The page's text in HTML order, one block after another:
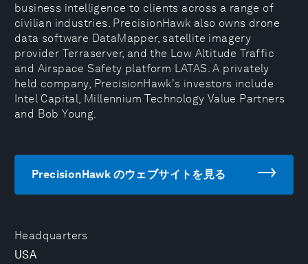
Headquarters
USA
business intelligence to clients across a range of
civilian industries. PrecisionHawk also owns drone
data software DataMapper, satellite imagery
provider Terraserver, and the Low Altitude Traffic
and Airspace Safety platform LATAS. A privately
held company, PrecisionHawk's investors include
Intel Capital, Millennium Technology Value Partners
and Bob Young.
PrecisionHawk のウェブサイトを見る